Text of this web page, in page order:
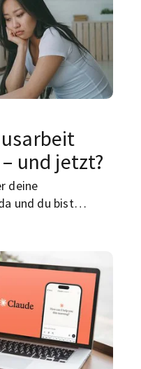
und jetzt?
deine
und du bist